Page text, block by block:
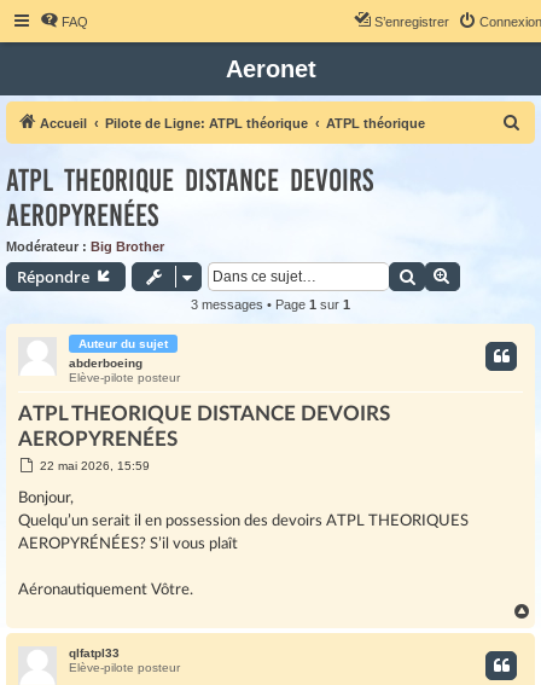
FAQ Connexion
S’enregistrer
Aeronet
Accueil Pilote de Ligne: ATPL théorique ATPL théorique
h
ATPL THEORIQUE DISTANCE DEVOIRS
AEROPYRENÉES
Modérateur : Big Brother
Répondre Rechercher
3 messages • Page 1 sur 1
Auteur du sujet
abderboeing
Elève-pilote posteur
ATPL THEORIQUE DISTANCE DEVOIRS
AEROPYRENÉES
M
s
s
a
g
e
22 mai 2026, 15:59
Bonjour,
Quelqu’un serait il en possession des devoirs ATPL THEORIQUES
AEROPYRÉNÉES? S’il vous plaît
Aéronautiquement Vôtre.
a
qlfatpl33
Elève-pilote posteur